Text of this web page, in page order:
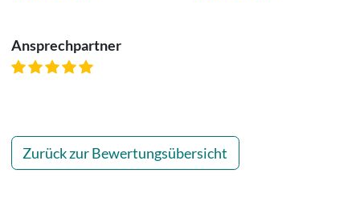
Ansprechpartner
Zurück zur Bewertungsübersicht